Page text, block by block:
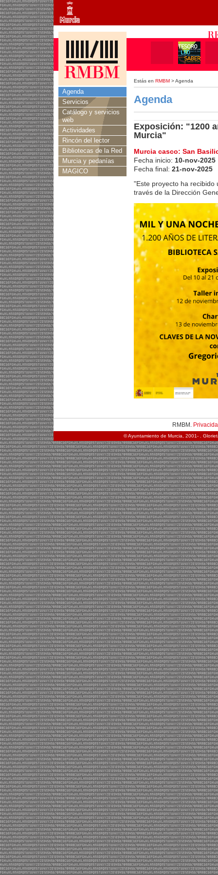
Estás en RMBM > Agenda
Agenda
Servicios
Catálogo y servicios
web
Actividades
Rincón del lector
Bibliotecas de la Red
Murcia y pedanías
MAGICO
Agenda
Exposición: "1200
Murcia"
Murcia casco: San
Fecha inicio: 10-nov-2025
Fecha final: 21-nov-2025
"Este proyecto ha recibido
través de la Dirección
RMBM.
© Ayuntamiento de Murcia, 2001- .